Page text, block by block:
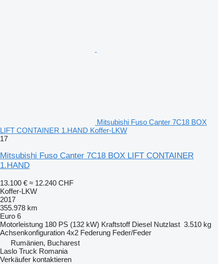
Mitsubishi Fuso Canter 7C18 BOX
LIFT CONTAINER 1.HAND Koffer-LKW
17
Mitsubishi Fuso Canter 7C18 BOX LIFT CONTAINER
1.HAND
13.100 € ≈ 12.240 CHF
Koffer-LKW
2017
355.978 km
Euro 6
Motorleistung 180 PS (132 kW) Kraftstoff Diesel Nutzlast 3.510 kg
Achsenkonfiguration 4x2 Federung Feder/Feder
Rumänien, Bucharest
Laslo Truck Romania
Verkäufer kontaktieren